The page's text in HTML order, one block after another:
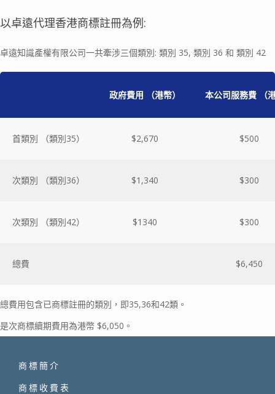
以卓遠代理香港商標註冊為例:
卓遠知識產權有限公司一共牽涉三個類別: 類別 35, 類別 36 和 類別 42
政府費用 （港幣） 本公司服務費 （
首類別 （類別35） $2,670 $500
次類別 （類別36） $1,340 $300
次類別 （類別42） $1340 $300
總費 $6,450
總費用包含已商標註冊的類別，即35,36和42類。
是次商標續期費用為港幣 $6,050。
商標簡介
商標收費表